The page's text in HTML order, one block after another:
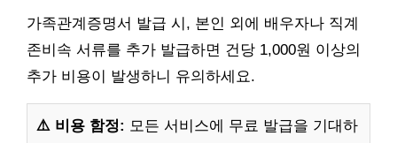
가족관계증명서 발급 시, 본인 외에 배우자나 직계
존비속 서류를 추가 발급하면 건당 1,000원 이상의
추가 비용이 발생하니 유의하세요.
⚠️ 비용 함정: 모든 서비스에 무료 발급을 기대하